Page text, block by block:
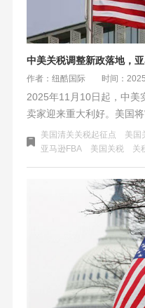
中美关税调整新政落地，
作者：纽酷国际 时间：
2025年11月10日起，中美
卖家迎来重大利好。美国
并延长高额"对等关税"暂
的海运成本，部分品类关
2026年11月的成本优化窗
美国清关关税起征点 美国
​亚马逊FBA
美国关税 关